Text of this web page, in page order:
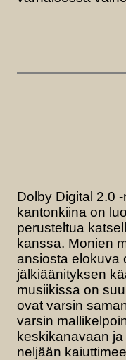
Dolby Digital 2.0
kantonkiina on
perusteltua
kanssa. Monien
ansiosta elokuva
jälkiäänityksen
musiikissa on
ovat varsin
varsin
keskikanavaan
neljään